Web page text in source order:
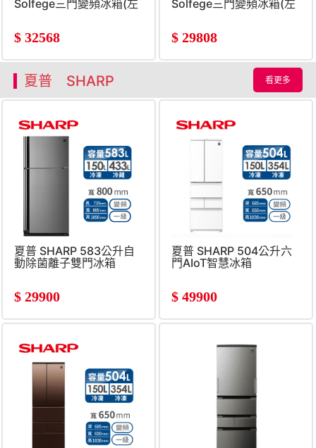
Solfege三門變頻冰箱(左
$ 32568
Solfege三門變頻冰箱(左
$ 29808
夏普 SHARP 看更多
夏普 SHARP 583公升自
動除菌離子雙門冰箱
$ 29900
夏普 SHARP 504公升六
門AIoT智慧冰箱
$ 49900